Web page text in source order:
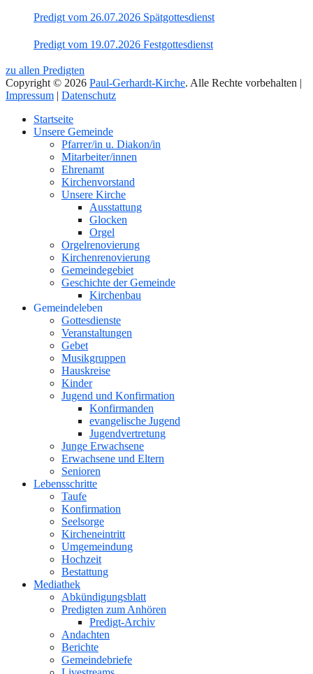
Predigt vom 26.07.2026 Spätgottesdienst
Predigt vom 19.07.2026 Festgottesdienst
zu allen Predigten
Copyright © 2026 Paul-Gerhardt-Kirche. Alle Rechte vorbehalten |
Impressum | Datenschutz
oben
Startseite
Unsere Gemeinde
Pfarrer/in u. Diakon/in
Mitarbeiter/innen
Ehrenamt
Kirchenvorstand
Unsere Kirche
Ausstattung
Glocken
Orgel
Orgelrenovierung
Kirchenrenovierung
Gemeindegebiet
Geschichte der Gemeinde
Kirchenbau
Gemeindeleben
Gottesdienste
Veranstaltungen
Gebet
Musikgruppen
Hauskreise
Kinder
Jugend und Konfirmation
Konfirmanden
evangelische Jugend
Jugendvertretung
Junge Erwachsene
Erwachsene und Eltern
Senioren
Lebensschritte
Taufe
Konfirmation
Seelsorge
Kircheneintritt
Umgemeindung
Hochzeit
Bestattung
Mediathek
Abkündigungsblatt
Predigten zum Anhören
Predigt-Archiv
Andachten
Berichte
Gemeindebriefe